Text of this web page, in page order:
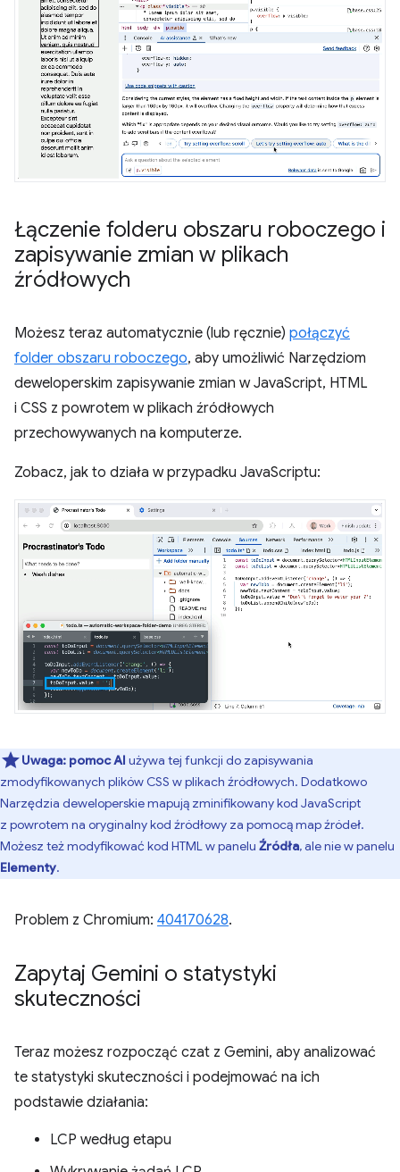
Łączenie folderu obszaru roboczego i
zapisywanie zmian w plikach
źródłowych
Możesz teraz automatycznie (lub ręcznie) połączyć
folder obszaru roboczego, aby umożliwić Narzędziom
deweloperskim zapisywanie zmian w JavaScript, HTML
i CSS z powrotem w plikach źródłowych
przechowywanych na komputerze.
Zobacz, jak to działa w przypadku JavaScriptu:
Uwaga: pomoc AI używa tej funkcji do zapisywania
zmodyfikowanych plików CSS w plikach źródłowych. Dodatkowo
Narzędzia deweloperskie mapują zminifikowany kod JavaScript
z powrotem na oryginalny kod źródłowy za pomocą map źródeł.
Możesz też modyfikować kod HTML w panelu Źródła, ale nie w panelu
Elementy.
Problem z Chromium: 404170628.
Zapytaj Gemini o statystyki
skuteczności
Teraz możesz rozpocząć czat z Gemini, aby analizować
te statystyki skuteczności i podejmować na ich
podstawie działania:
LCP według etapu